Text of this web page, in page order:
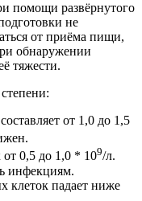
помощи развёрнутого
не
от приёма пищи,
обнаружении
тяжести.
от 1,0 до 1,5
0,5 до 1,0 * 109/л.
инфекциям.
клеток падает ниже